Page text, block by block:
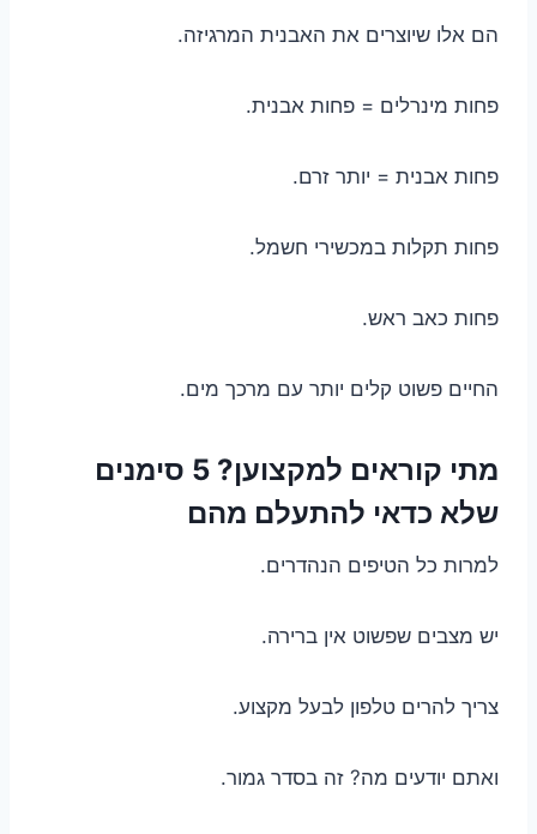
הם אלו שיוצרים את האבנית המרגיזה.
פחות מינרלים = פחות אבנית.
פחות אבנית = יותר זרם.
פחות תקלות במכשירי חשמל.
פחות כאב ראש.
החיים פשוט קלים יותר עם מרכך מים.
מתי קוראים למקצוען? 5 סימנים
שלא כדאי להתעלם מהם
למרות כל הטיפים הנהדרים.
יש מצבים שפשוט אין ברירה.
צריך להרים טלפון לבעל מקצוע.
ואתם יודעים מה? זה בסדר גמור.